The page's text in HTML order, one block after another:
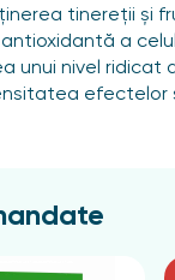
tinereții și
a
unui nivel ridicat
efectelor
activă
are
vârstă,
de